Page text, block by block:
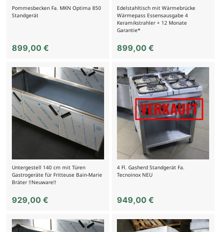
Pommesbecken Fa. MKN Optima 850
Standgerät
899,00 €
Edelstahltisch mit Wärmebrücke
Wärmepass Essensausgabe 4
Keramikstrahler + 12 Monate
Garantie*
899,00€
Untergestell 140 cm mit Türen
Gastrogeräte für Fritteuse Bain-Marie
Bräter !!Neuware!!
929,00 €
4 Fl. Gasherd Standgerät Fa.
Tecnoinox NEU
949,00€